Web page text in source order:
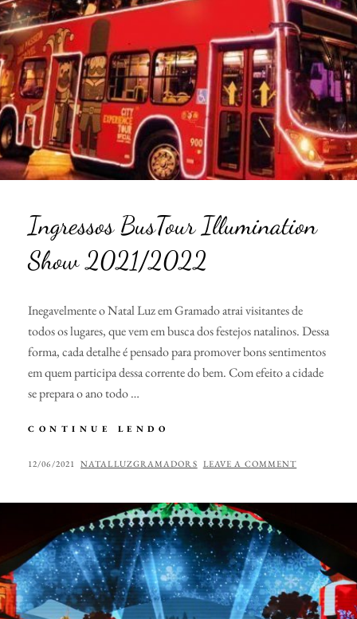
Ingressos BusTour Illumination
Show 2021/2022
Inegavelmente o Natal Luz em Gramado atrai visitantes de
todos os lugares, que vem em busca dos festejos natalinos. Dessa
forma, cada detalhe é pensado para promover bons sentimentos
em quem participa dessa corrente do bem. Com efeito a cidade
se prepara o ano todo …
CONTINUE LENDO
ILLUMINATION
POSTED
12/06/2021 BY
NATALLUZGRAMADORS LEAVE A COMMENT